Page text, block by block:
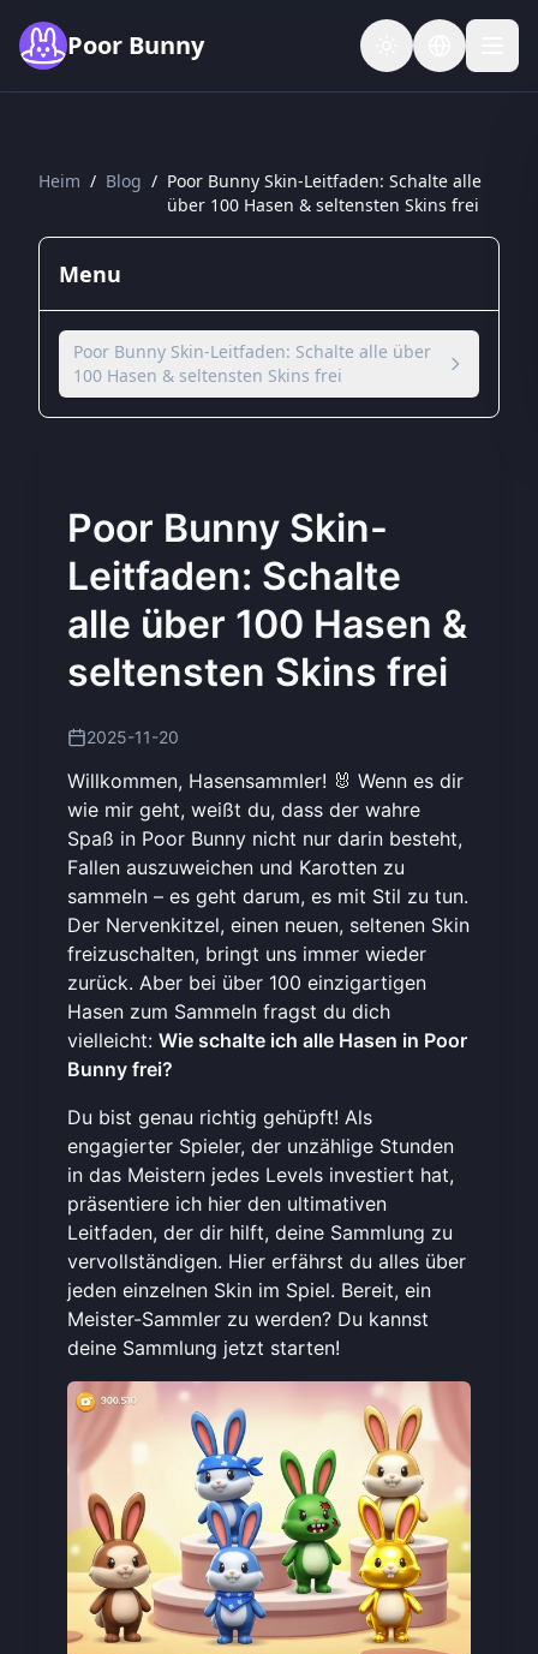
Poor Bunny
Heim / Blog / Poor Bunny Skin-Leitfaden: Schalte alle
über 100 Hasen & seltensten Skins frei
Menu
Poor Bunny Skin-Leitfaden: Schalte alle über
100 Hasen & seltensten Skins frei
Poor Bunny Skin-
Leitfaden: Schalte
alle über 100 Hasen &
seltensten Skins frei
2025-11-20
Willkommen, Hasensammler! 🐰 Wenn es dir
wie mir geht, weißt du, dass der wahre
Spaß in Poor Bunny nicht nur darin besteht,
Fallen auszuweichen und Karotten zu
sammeln – es geht darum, es mit Stil zu tun.
Der Nervenkitzel, einen neuen, seltenen Skin
freizuschalten, bringt uns immer wieder
zurück. Aber bei über 100 einzigartigen
Hasen zum Sammeln fragst du dich
vielleicht: Wie schalte ich alle Hasen in Poor
Bunny frei?
Du bist genau richtig gehüpft! Als
engagierter Spieler, der unzählige Stunden
in das Meistern jedes Levels investiert hat,
präsentiere ich hier den ultimativen
Leitfaden, der dir hilft, deine Sammlung zu
vervollständigen. Hier erfährst du alles über
jeden einzelnen Skin im Spiel. Bereit, ein
Meister-Sammler zu werden? Du kannst
deine Sammlung jetzt starten!